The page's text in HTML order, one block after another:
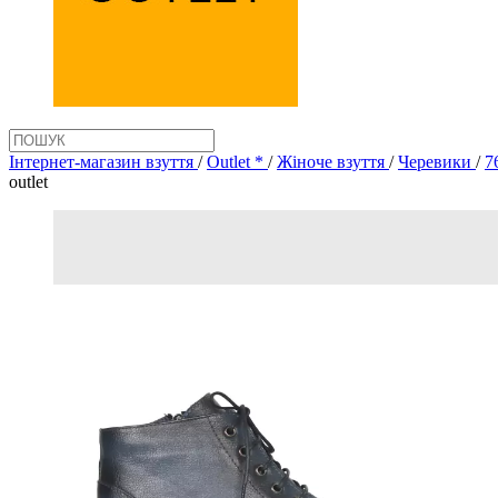
Інтернет-магазин взуття / Outlet * / Жіноче взуття / Черевики /
outlet